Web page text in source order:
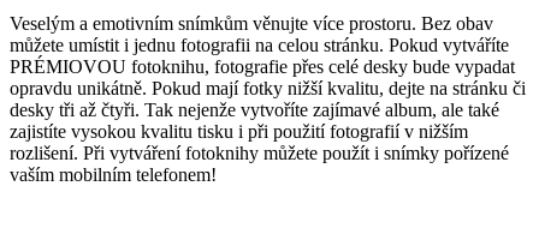
Veselým a emotivním snímkům věnujte více prostoru. Bez obav
můžete umístit i jednu fotografii na celou stránku. Pokud vytváříte
PRÉMIOVOU fotoknihu, fotografie přes celé desky bude vypadat
opravdu unikátně. Pokud mají fotky nižší kvalitu, dejte na stránku či
desky tři až čtyři. Tak nejenže vytvoříte zajímavé album, ale také
zajistíte vysokou kvalitu tisku i při použití fotografií v nižším
rozlišení. Při vytváření fotoknihy můžete použít i snímky pořízené
vaším mobilním telefonem!